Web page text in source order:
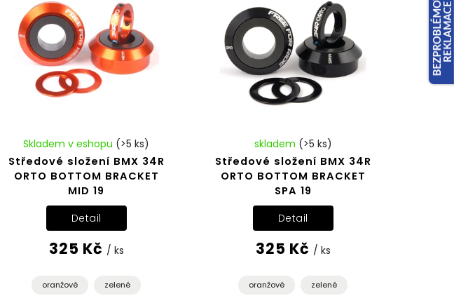
Středové složení BMX 34R
ORTO BOTTOM BRACKET
MID 19
Skladem v eshopu (>5 ks)
325 Kč / ks
Detail
oranžové zelené
Středové složení BMX 34R
ORTO BOTTOM BRACKET
SPA 19
skladem (>5 ks)
325 Kč / ks
Detail
oranžové zelené